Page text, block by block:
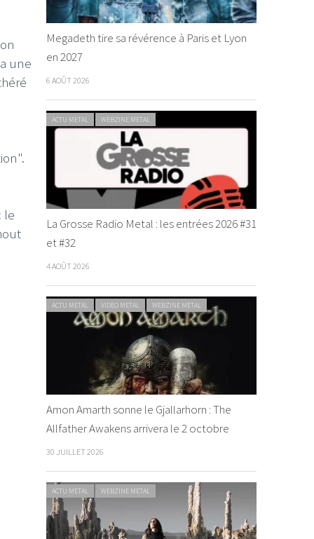
une
le
Megadeth tire sa révérence à Paris et Lyon
en 2027
6 AOÛT 2026
ACTU METAL WEBZINE METAL
La Grosse Radio Metal : les entrées 2026 #31
et #32
4 AOÛT 2026
ACTU METAL VIDEO METAL WEBZINE METAL
Amon Amarth sonne le Gjallarhorn : The
Allfather Awakens arrivera le 2 octobre
30 JUILLET 2026
ACTU METAL WEBZINE METAL